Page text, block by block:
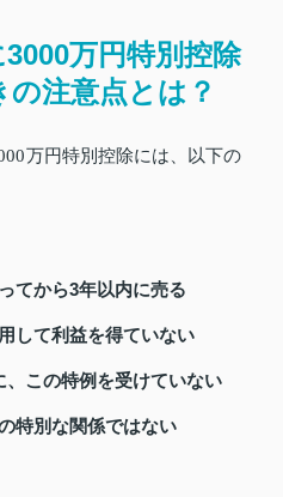
万円特別控除
注意点とは？
万円特別控除には、以下の
てから3年以内に売る
して利益を得ていない
この特例を受けていない
特別な関係ではない